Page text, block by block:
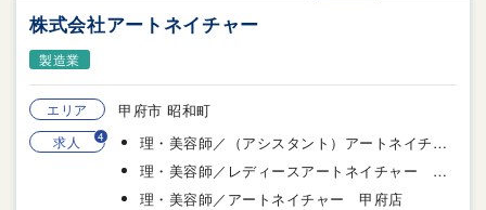
株式会社アートネイチャー
製造業
エリア 甲府市 昭和町
求人 4
理・美容師／（アシスタント）アートネイチャー 甲府店
理・美容師／レディースアートネイチャー 甲府サロン
理・美容師／アートネイチャー 甲府店